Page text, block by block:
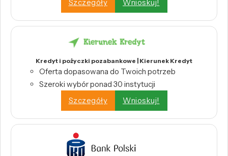
Szczegóły
Wnioskuj!
Kredyt i pożyczki pozabankowe | Kierunek Kredyt
Oferta dopasowana do Twoich potrzeb
Szeroki wybór ponad 30 instytucji
Szczegóły
Wnioskuj!